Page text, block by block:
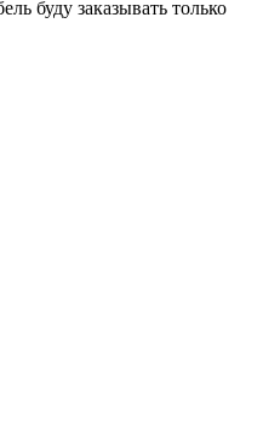
буду заказывать только